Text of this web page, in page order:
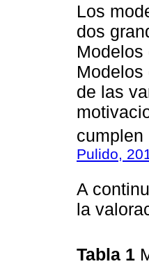
Los
dos
de las
cumplen
Pulido,
A
la
Tabla 1